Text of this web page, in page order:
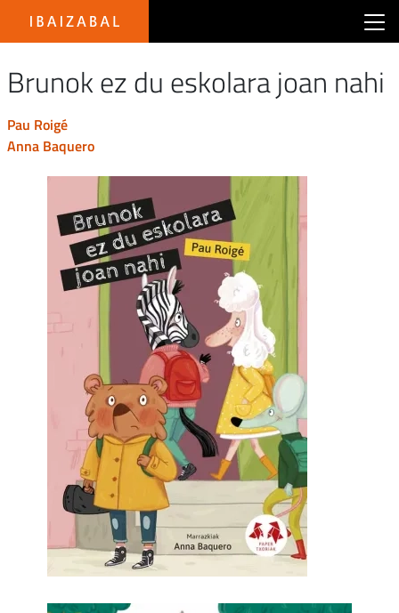
Brunok ez du eskolara joan nahi
pau roigé
anna baquero